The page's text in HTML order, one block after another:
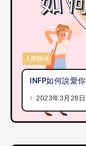
INFP如何說愛你
2023年3月28日
人際關係